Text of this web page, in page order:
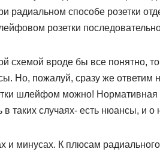
радиальном способе розетки
розетки
схемой вроде бы все понятно,
Но, пожалуй, сразу же ответим
шлейфом можно! Нормативная
в таких случаях- есть нюансы, и о
и минусах. К плюсам